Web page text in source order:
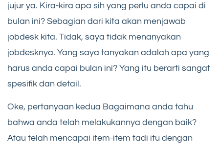
jujur ya. Kira-kira apa sih yang perlu anda capai di
bulan ini? Sebagian dari kita akan menjawab
jobdesk kita. Tidak, saya tidak menanyakan
jobdesknya. Yang saya tanyakan adalah apa yang
harus anda capai bulan ini? Yang itu berarti sangat
spesifik dan detail.
Oke, pertanyaan kedua Bagaimana anda tahu
bahwa anda telah melakukannya dengan baik?
Atau telah mencapai item-item tadi itu dengan